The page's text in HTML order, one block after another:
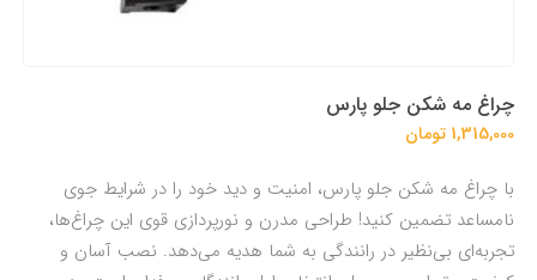
چراغ مه شکن جلو پارس
1,315,000 تومان
با چراغ مه شکن جلو پارس، امنیت و دید خود را در شرایط جوی
نامساعد تضمین کنید! طراحی مدرن و نورپردازی قوی این چراغ‌ها،
تجربه‌ای بی‌نظیر در رانندگی به شما هدیه می‌دهد. نصب آسان و